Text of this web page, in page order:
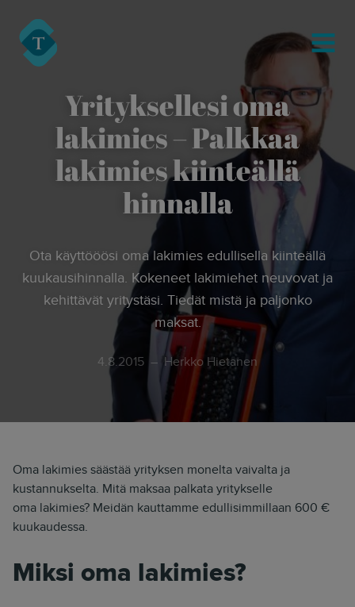
Turre Legal
MENU
Yrityksellesi oma
lakimies – Palkkaa
lakimies kiinteällä
hinnalla
Ota käyttööösi oma lakimies edullisella kiinteällä
kuukausihinnalla. Kokeneet lakimiehet neuvovat ja
kehittävät yritystäsi. Tiedät mistä ja paljonko
maksat.
4.8.2015 Herkko Hietanen
Oma lakimies säästää yrityksen monelta vaivalta ja
kustannukselta. Mitä maksaa palkata yritykselle
oma lakimies? Meidän kauttamme edullisimmillaan 600 €
kuukaudessa.
Miksi oma lakimies?